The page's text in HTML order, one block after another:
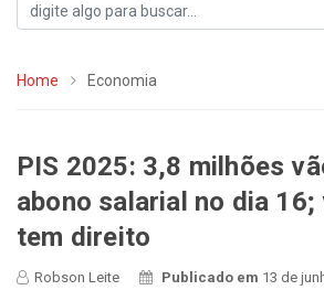
Home Economia
PIS 2025: 3,8 milhões
abono salarial no dia 16;
tem direito
Robson Leite Publicado em 13 de